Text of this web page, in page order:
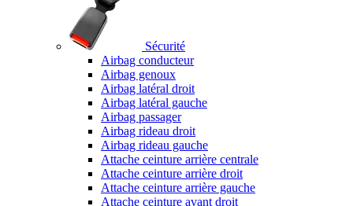
Sécurité
Airbag conducteur
Airbag genoux
Airbag latéral droit
Airbag latéral gauche
Airbag passager
Airbag rideau droit
Airbag rideau gauche
Attache ceinture arrière centrale
Attache ceinture arrière droit
Attache ceinture arrière gauche
Attache ceinture avant droit